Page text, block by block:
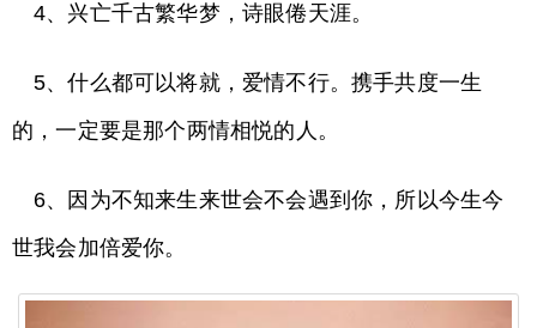
4、兴亡千古繁华梦，诗眼倦天涯。
5、什么都可以将就，爱情不行。携手共度一生
的，一定要是那个两情相悦的人。
6、因为不知来生来世会不会遇到你，所以今生今
世我会加倍爱你。